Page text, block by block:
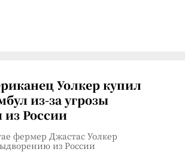
Уолкер купил
из-за угрозы
из России
фермер Джастас Уолкер
из России